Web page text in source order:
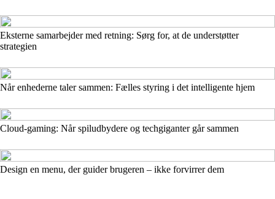
Eksterne samarbejder med retning: Sørg for, at de understøtter
strategien
Når enhederne taler sammen: Fælles styring i det intelligente hjem
Cloud-gaming: Når spiludbydere og techgiganter går sammen
Design en menu, der guider brugeren – ikke forvirrer dem